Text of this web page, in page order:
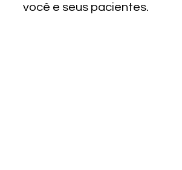
você e seus pacientes.